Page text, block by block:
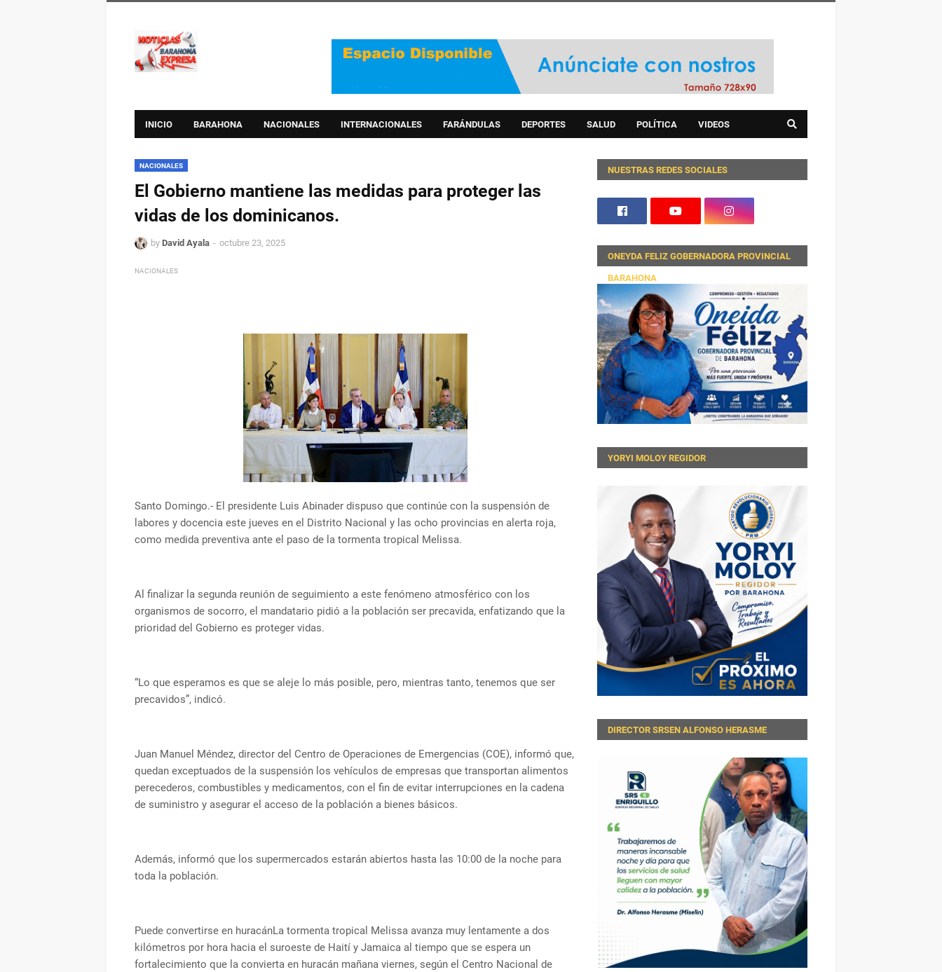
INICIO BARAHONA NACIONALES INTERNACIONALES FARÁNDULAS DEPORTES SALUD POLÍTICA VIDEOS
NACIONALES
El Gobierno mantiene las medidas para proteger las
vidas de los dominicanos.
by David Ayala octubre 23, 2025
NACIONALES
Santo Domingo.- El presidente Luis Abinader dispuso que continúe con la suspensión de
labores y docencia este jueves en el Distrito Nacional y las ocho provincias en alerta roja,
como medida preventiva ante el paso de la tormenta tropical Melissa.
Al finalizar la segunda reunión de seguimiento a este fenómeno atmosférico con los
organismos de socorro, el mandatario pidió a la población ser precavida, enfatizando que la
prioridad del Gobierno es proteger vidas.
“Lo que esperamos es que se aleje lo más posible, pero, mientras tanto, tenemos que ser
precavidos”, indicó.
Juan Manuel Méndez, director del Centro de Operaciones de Emergencias (COE), informó que,
quedan exceptuados de la suspensión los vehículos de empresas que transportan alimentos
perecederos, combustibles y medicamentos, con el fin de evitar interrupciones en la cadena
de suministro y asegurar el acceso de la población a bienes básicos.
Además, informó que los supermercados estarán abiertos hasta las 10:00 de la noche para
toda la población.
Puede convertirse en huracánLa tormenta tropical Melissa avanza muy lentamente a dos
kilómetros por hora hacia el suroeste de Haití y Jamaica al tiempo que se espera un
fortalecimiento que la convierta en huracán mañana viernes, según el Centro Nacional de
NUESTRAS REDES SOCIALES
ONEYDA FELIZ GOBERNADORA PROVINCIAL
BARAHONA
YORYI MOLOY REGIDOR
DIRECTOR SRSEN ALFONSO HERASME